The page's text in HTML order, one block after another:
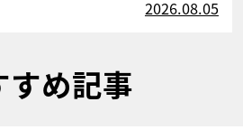
2026.08.05
すめ記事